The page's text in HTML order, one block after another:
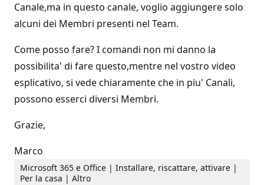
Canale,ma in questo canale, voglio aggiungere solo
alcuni dei Membri presenti nel Team.
Come posso fare? I comandi non mi danno la
possibilita' di fare questo,mentre nel vostro video
esplicativo, si vede chiaramente che in piu' Canali,
possono esserci diversi Membri.
Grazie,
Marco
Microsoft 365 e Office | Installare, riscattare, attivare |
Per la casa | Altro